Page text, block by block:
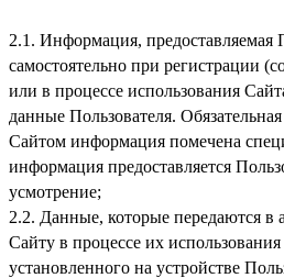
2.1. Информация, предоставляемая
самостоятельно при регистрации
или в процессе использования
данные Пользователя.
Сайтом информация помечена
информация предоставляется
усмотрение;
2.2. Данные, которые передаются в
Сайту в процессе их
установленного на устройстве